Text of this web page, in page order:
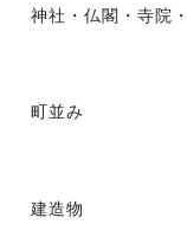
神社・仏閣・寺院
町並み
建造物